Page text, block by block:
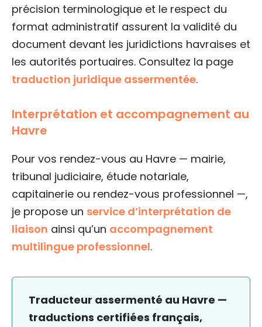
précision terminologique et le respect du
format administratif assurent la validité du
document devant les juridictions havraises et
les autorités portuaires. Consultez la page
traduction juridique assermentée.
Interprétation et accompagnement au
Havre
Pour vos rendez-vous au Havre — mairie,
tribunal judiciaire, étude notariale,
capitainerie ou rendez-vous professionnel —,
je propose un service d’interprétation de
liaison ainsi qu’un accompagnement
multilingue professionnel.
Traducteur assermenté au Havre —
traductions certifiées français,